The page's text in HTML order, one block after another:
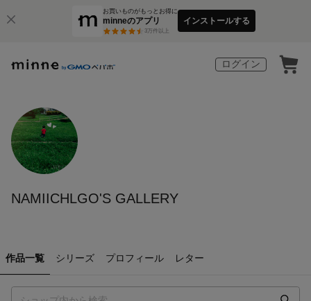
お買いものがもっとお得に
minneのアプリ
3万件以上
インストールする
ログイン
NAMIICHLGO'S GALLERY
作品一覧 シリーズ プロフィール レター